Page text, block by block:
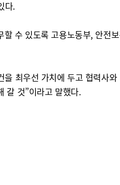
다.
수 있도록 고용노동부, 안
최우선 가치에 두고 협력사
갈 것”이라고 말했다.